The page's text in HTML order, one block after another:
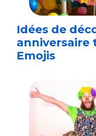
Idées de
anniversaire
Emojis